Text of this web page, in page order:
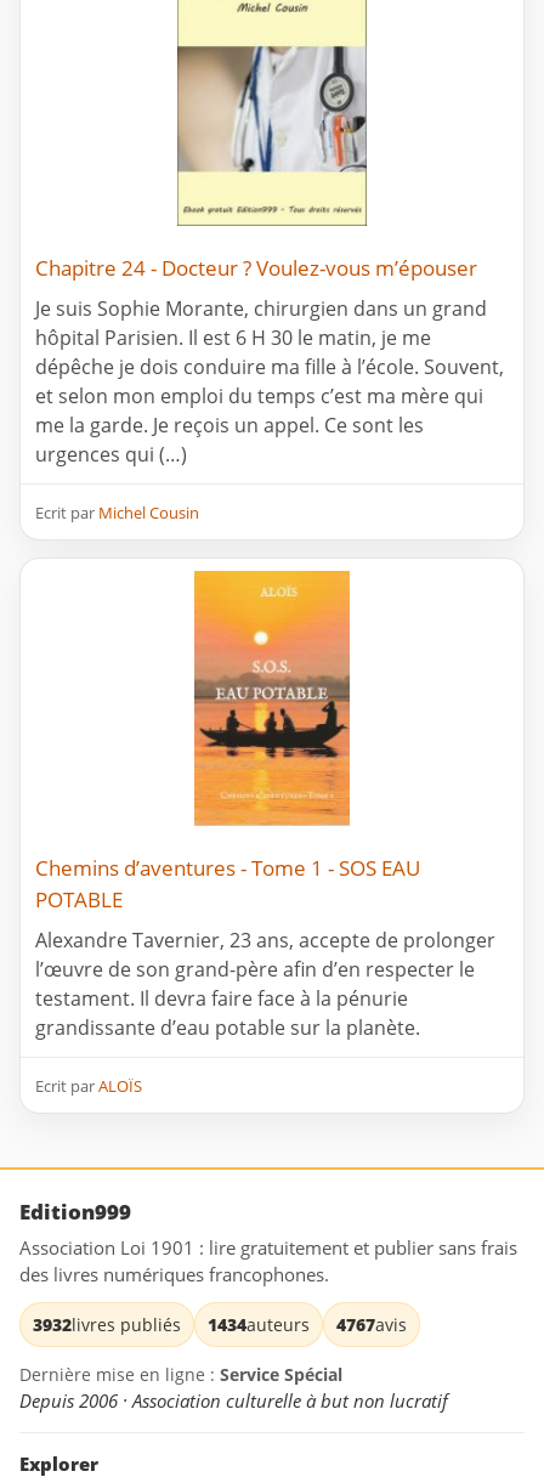
Chapitre 24 - Docteur ? Voulez-vous m’épouser
Je suis Sophie Morante, chirurgien dans un grand
hôpital Parisien. Il est 6 H 30 le matin, je me
dépêche je dois conduire ma fille à l’école. Souvent,
et selon mon emploi du temps c’est ma mère qui
me la garde. Je reçois un appel. Ce sont les
urgences qui (…)
Ecrit par Michel Cousin
Chemins d’aventures - Tome 1 - SOS EAU
POTABLE
Alexandre Tavernier, 23 ans, accepte de prolonger
l’œuvre de son grand-père afin d’en respecter le
testament. Il devra faire face à la pénurie
grandissante d’eau potable sur la planète.
Ecrit parALOÏS
Edition999
Association Loi 1901 : lire gratuitement et publier sans frais
des livres numériques francophones.
3932livres publiés 1434auteurs 4767avis
Dernière mise en ligne : Service Spécial
Depuis 2006 · Association culturelle à but non lucratif
Explorer